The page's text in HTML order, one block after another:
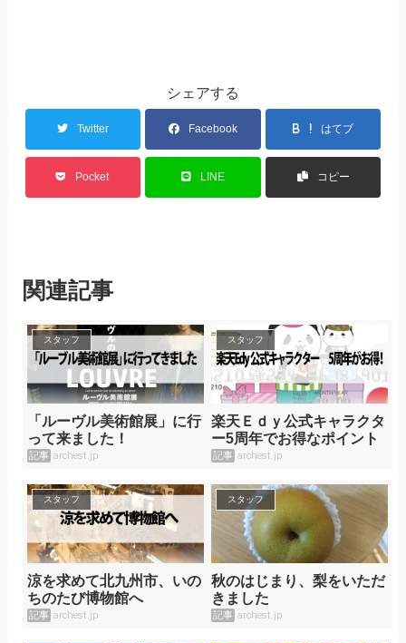
シェアする
Twitter Facebook はてブ
Pocket LINE コピー
関連記事
スタッフ
「ルーヴル美術館展」に行
って来ました！
記事 archest.jp
スタッフ
楽天Ｅｄｙ公式キャラクタ
ー5周年でお得なポイント
サービスを開始！
記事 archest.jp
スタッフ
涼を求めて北九州市、いの
ちのたび博物館へ
記事 archest.jp
スタッフ
秋のはじまり、梨をいただ
きました
記事 archest.jp